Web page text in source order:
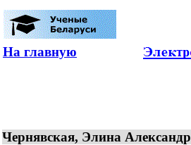
На главную
Чернявская, Элина